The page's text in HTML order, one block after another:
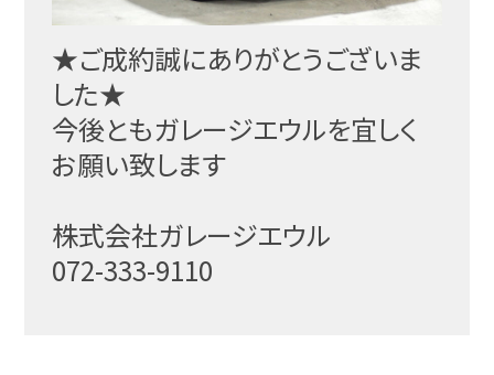
★ご成約誠にありがとうございま
した★
今後ともガレージエウルを宜しく
お願い致します
株式会社ガレージエウル
072-333-9110